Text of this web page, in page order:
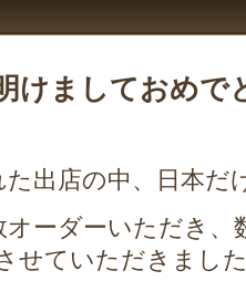
けましておめで
出店の中、日本だ
ーダーいただき、
せていただきまし